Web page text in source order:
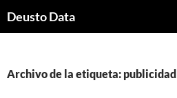
Deusto Data
Archivo de la etiqueta: publicidad